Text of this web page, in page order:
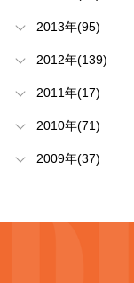
2013年(95)
2012年(139)
2011年(17)
2010年(71)
2009年(37)